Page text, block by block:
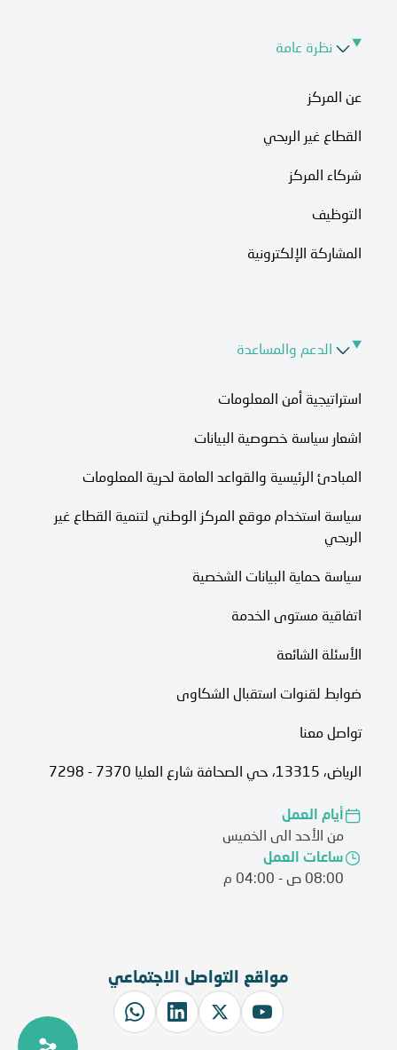
نظرة عامة
عن المركز
القطاع غير الربحي
شركاء المركز
التوظيف
المشاركة الإلكترونية
الدعم والمساعدة
استراتيجية أمن المعلومات
اشعار سياسة خصوصية البيانات
المبادئ الرئيسية والقواعد العامة لحرية المعلومات
سياسة استخدام موقع المركز الوطني لتنمية القطاع غير
الربحي
سياسة حماية البيانات الشخصية
اتفاقية مستوى الخدمة​
الأسئلة الشائعة
ضوابط لقنوات استقبال الشكاوى
تواصل معنا
الرياض، 13315، حي الصحافة شارع العليا 7370 - 7298
أيام العمل
من الأحد الى الخميس
ساعات العمل
08:00 ص - 04:00 م
مواقع التواصل الاجتماعي